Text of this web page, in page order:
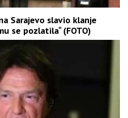
Sarajevo slavio klanje
se pozlatila“ (FOTO)